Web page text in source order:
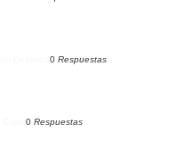
0 Respuestas
0 Respuestas